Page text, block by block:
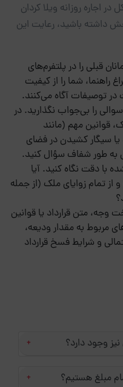
اجاره روزانه ویلا کردان
داشته باشید، رعایت این
قبلی را در پلتفرم‌های
راهنما، شما را از کیفیت
در توصیفات آگاه می‌کنند.
را بی‌جواب نگذارید. در
قوانین مهم (مانند
یا سیگار کشیدن در فضای
طور شفاف سؤال کنید.
با دقت نگاه کنید. آیا
از تمام زوایای ملک (از جمله
وجه، متن قرارداد یا قوانین
مربوط به مقدار ودیعه،
و شرایط فسخ قرارداد
وجود دارد؟ +
مبلغ هستیم؟ +